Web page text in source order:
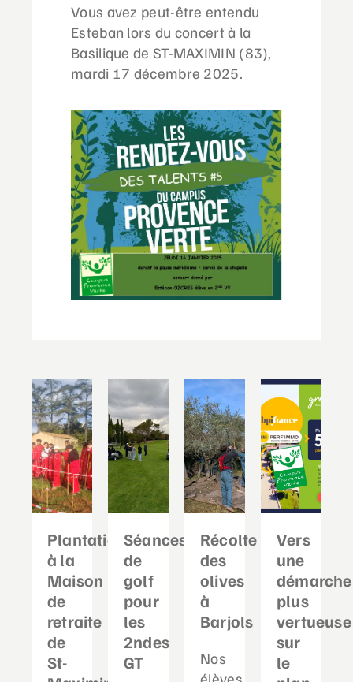
Vous avez peut-être entendu
Esteban lors du concert à la
Basilique de ST-MAXIMIN (83),
mardi 17 décembre 2025.
Plantation
à la
Maison
de
retraite
de
St-
Séances
de
golf
pour
les
2ndes
GT
Récolte
des
olives
à
Barjols
Nos
élèves
Vers
une
démarche
plus
vertueuse
sur
le